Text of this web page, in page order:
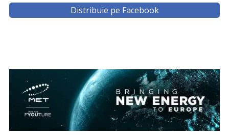
Distribuie pe Facebook